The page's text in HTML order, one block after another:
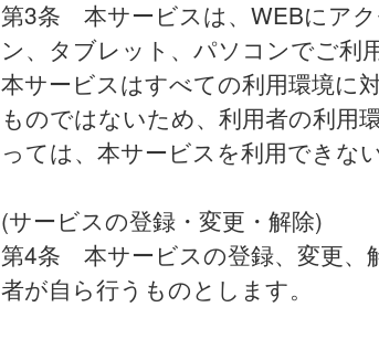
第3条 本サービスは、WEBにア
ン、タブレット、パソコンでご利
本サービスはすべての利用環境に
ものではないため、利用者の利用
っては、本サービスを利用できな
(サービスの登録・変更・解除)
第4条 本サービスの登録、変更、
者が自ら行うものとします。